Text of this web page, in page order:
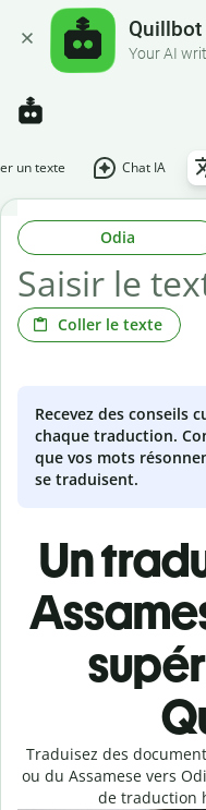
Quillbot
Your AI
un texte Chat IA
Odia
Coller le texte
Recevez des conseils
chaque traduction.
que vos mots
se traduisent.
Un
Traduisez des
ou du Assamese vers
de traduction